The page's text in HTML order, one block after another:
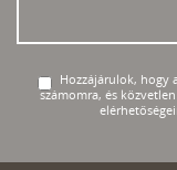
Hozzájárulok, hogy
számomra, és